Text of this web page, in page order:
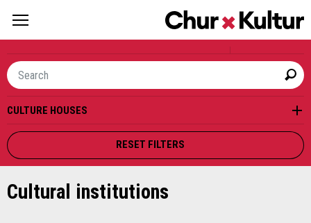
Live
Suche
CULTURE HOUSES
Cultural institutions
RESET FILTERS
Cultural institutions